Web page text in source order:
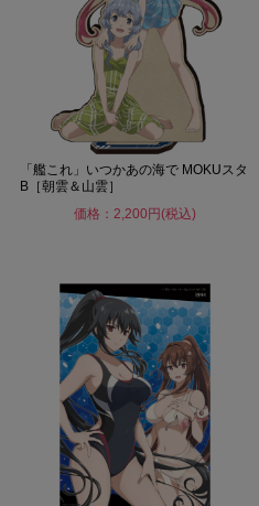
「艦これ」いつかあの海で MOKUスタ
B［朝雲＆山雲］
価格：2,200円(税込)